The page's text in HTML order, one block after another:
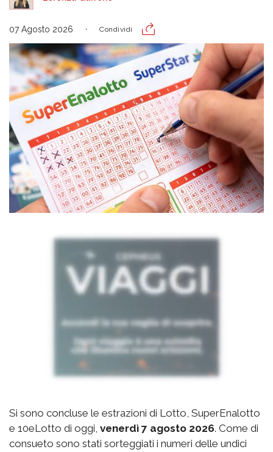
07 Agosto 2026 Condividi
Si sono concluse le estrazioni di Lotto, SuperEnalotto
e 10eLotto di oggi, venerdì 7 agosto 2026. Come di
consueto sono stati sorteggiati i numeri delle undici